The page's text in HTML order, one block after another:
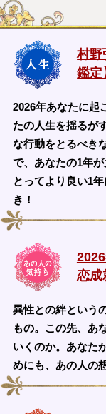
村野
鑑
2026年あなたに起
たの人生を揺るが
な行動をとるべき
で、あなたの1年
とってより良い1
き！
恋成
異性との絆という
もの。この先、あ
いくのか。あなた
めにも、あの人の